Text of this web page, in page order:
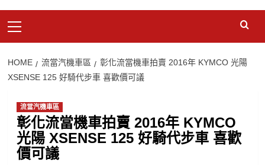
Menu
HOME 流當汽機車區
彰化流當機車拍賣 2016年 KYMCO 光陽
XSENSE 125 好騎代步車 喜歡價可議
流當汽機車區
彰化流當機車拍賣 2016年 KYMCO
光陽 XSENSE 125 好騎代步車 喜歡
價可議